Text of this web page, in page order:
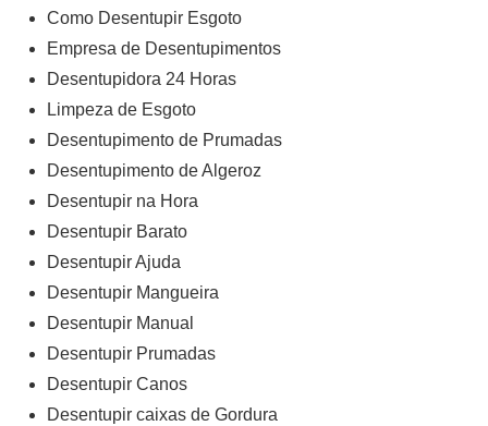
Como Desentupir Esgoto
Empresa de Desentupimentos
Desentupidora 24 Horas
Limpeza de Esgoto
Desentupimento de Prumadas
Desentupimento de Algeroz
Desentupir na Hora
Desentupir Barato
Desentupir Ajuda
Desentupir Mangueira
Desentupir Manual
Desentupir Prumadas
Desentupir Canos
Desentupir caixas de Gordura